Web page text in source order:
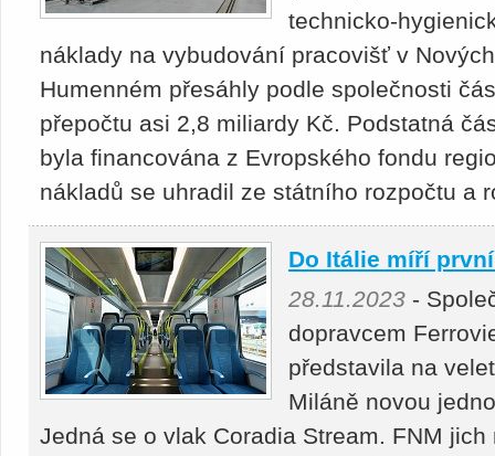
technicko-
náklady na vybudování pracovišť v
Humenném přesáhly podle společnosti
přepočtu asi 2,8 miliardy Kč. Podstatná
byla financována z Evropského fondu
nákladů se uhradil ze státního rozpočtu a
Do Itálie míří
28.11.2023 -
dopravcem
představila na
Miláně novou
Jedná se o vlak Coradia Stream. FNM